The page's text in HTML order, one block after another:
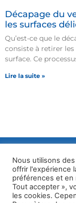
Décapage du
les surfaces
Qu’est-ce que le
consiste à retirer
surface. Ce
Lire la suite »
Nous utilisons
offrir l'expérience
préférences et en
Tout accepter »,
les cookies.